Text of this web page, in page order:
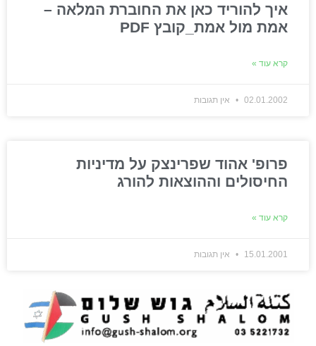
איך להוריד כאן את החוברת המלאה –
אמת מול אמת_קובץ PDF
קרא עוד »
02.01.2002 אין תגובות
פרופ' אהוד שפרינצק על מדיניות
החיסולים וההוצאות להורג
קרא עוד »
15.01.2001 אין תגובות